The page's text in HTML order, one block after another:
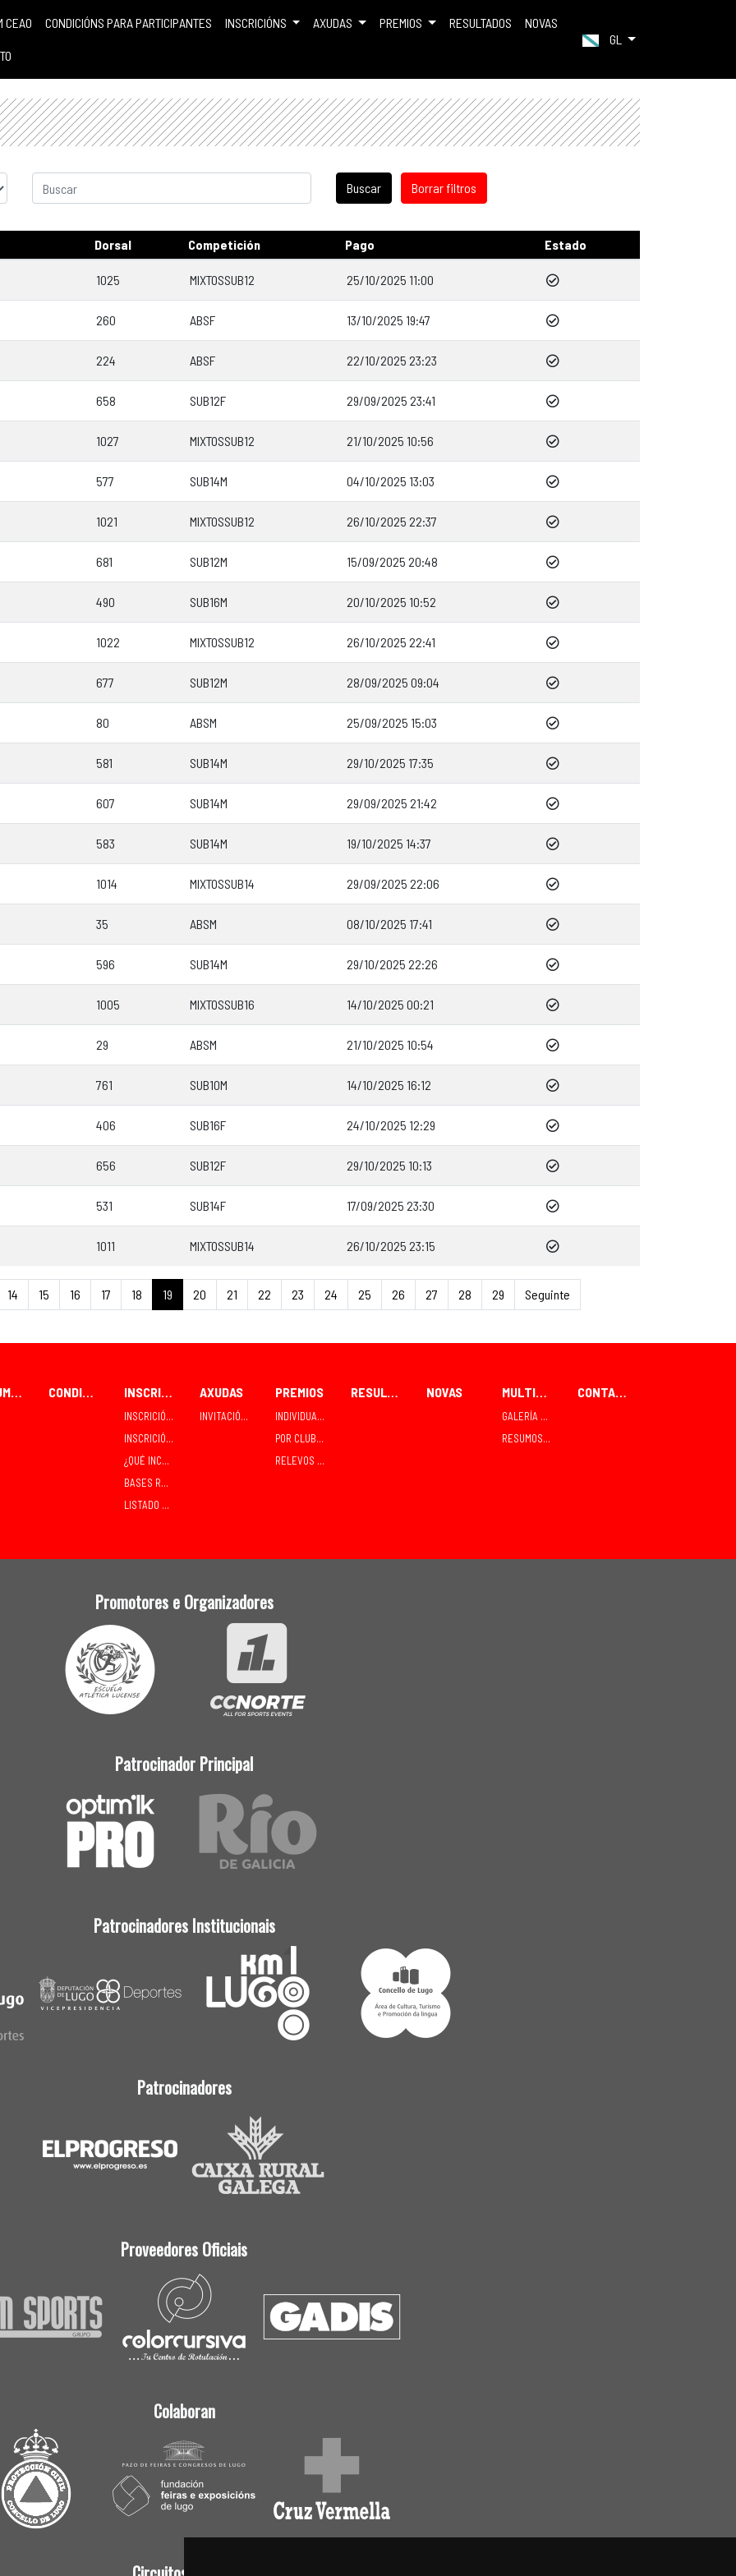
CEAO CONDICIÓNS PARA PARTICIPANTES INSCRICIÓNS AXUDAS PREMIOS RESULTADOS NOVAS
GL
Dorsal Competición Pago Estado
1025 MIXTOSSUB12 25/10/2025 11:00
260 ABSF 13/10/2025 19:47
224 ABSF 22/10/2025 23:23
658 SUB12F 29/09/2025 23:41
1027 MIXTOSSUB12 21/10/2025 10:56
577 SUB14M 04/10/2025 13:03
1021 MIXTOSSUB12 26/10/2025 22:37
681 SUB12M 15/09/2025 20:48
490 SUB16M 20/10/2025 10:52
1022 MIXTOSSUB12 26/10/2025 22:41
677 SUB12M 28/09/2025 09:04
80 ABSM 25/09/2025 15:03
581 SUB14M 29/10/2025 17:35
607 SUB14M 29/09/2025 21:42
583 SUB14M 19/10/2025 14:37
1014 MIXTOSSUB14 29/09/2025 22:06
35 ABSM 08/10/2025 17:41
596 SUB14M 29/10/2025 22:26
1005 MIXTOSSUB16 14/10/2025 00:21
29 ABSM 21/10/2025 10:54
761 SUB10M 14/10/2025 16:12
406 SUB16F 24/10/2025 12:29
656 SUB12F 29/10/2025 10:13
531 SUB14F 17/09/2025 23:30
1011 MIXTOSSUB14 26/10/2025 23:15
14 15 16 17 18 19 20 21 22 23 24 25 26 27 28 29 Seguinte
FORUM CEAO CONDICIÓNS PARA PARTICIPANTES INSCRICIÓNS
INSCRICIÓN / RECOLLIDA INDIVIDUAL
INSCRICIÓN / RECOLLIDA EN GRUPO - CLUBES
¿QUÉ INCLÚE A INSCRICIÓN?
BASES RELEVOS MIXTOS SÁBADO
LISTADO DE INSCRITOS
AXUDAS
INVITACIÓNS E CONTRATACIÓNS
PREMIOS
INDIVIDUAIS
POR CLUBES
RELEVOS MIXTOS
RESULTADOS NOVAS MULTIMEDIA
GALERÍA FOTOGRÁFICA
RESUMOS TVE TELEDEPORTE
CONTACTO
Promotores e Organizadores
Patrocinador Principal
Patrocinadores Institucionais
Patrocinadores
Proveedores Oficiais
Colaboran